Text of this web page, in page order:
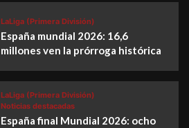
LaLiga (Primera División)
España mundial 2026: 16,6
millones ven la prórroga histórica
LaLiga (Primera División)
Noticias destacadas
España final Mundial 2026: ocho